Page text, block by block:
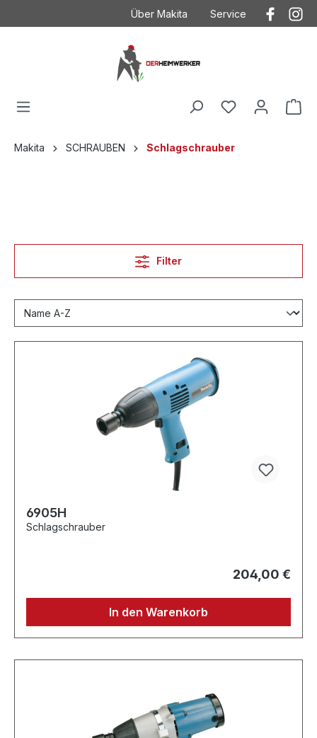
Über Makita
Kontakt
AGB
Service
Makita SCHRAUBEN Schlagschrauber
Filter
6905H
Schlagschrauber
204,00 €
In den Warenkorb